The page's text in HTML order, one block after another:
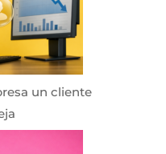
un cliente